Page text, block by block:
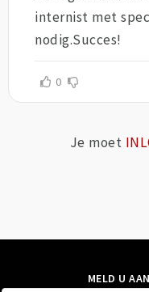
internist met
nodig.Succes!
0
Je moet
MELD U